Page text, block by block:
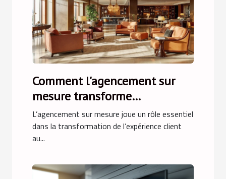
Comment l'agencement sur
mesure transforme
l'expérience client dans
l'hôtellerie ?
L’agencement sur mesure joue un rôle essentiel
dans la transformation de l’expérience client
au...